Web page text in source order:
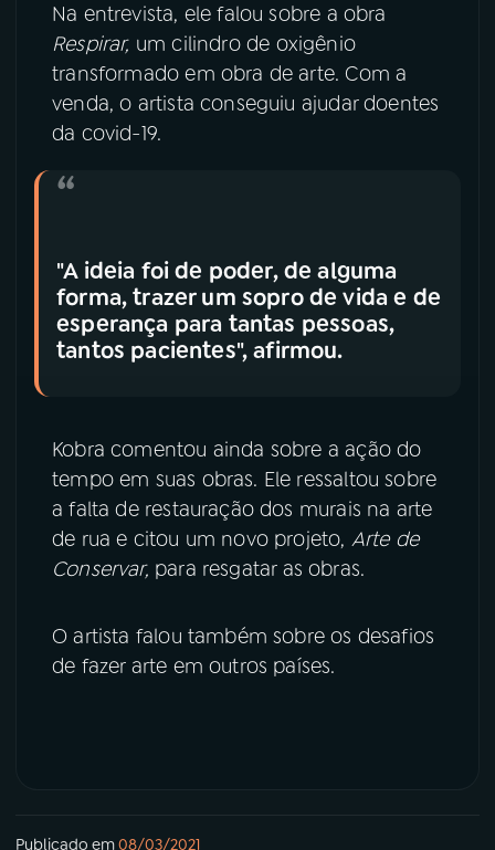
Na entrevista, ele falou sobre a obra
Respirar, um cilindro de oxigênio
transformado em obra de arte. Com a
venda, o artista conseguiu ajudar doentes
da covid-19.
"A ideia foi de poder, de alguma
forma, trazer um sopro de vida e de
esperança para tantas pessoas,
tantos pacientes", afirmou.
Kobra comentou ainda sobre a ação do
tempo em suas obras. Ele ressaltou sobre
a falta de restauração dos murais na arte
de rua e citou um novo projeto, Arte de
Conservar, para resgatar as obras.
O artista falou também sobre os desafios
de fazer arte em outros países.
Publicado em08/03/2021